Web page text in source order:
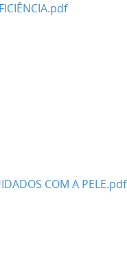
COM A PELE.pdf